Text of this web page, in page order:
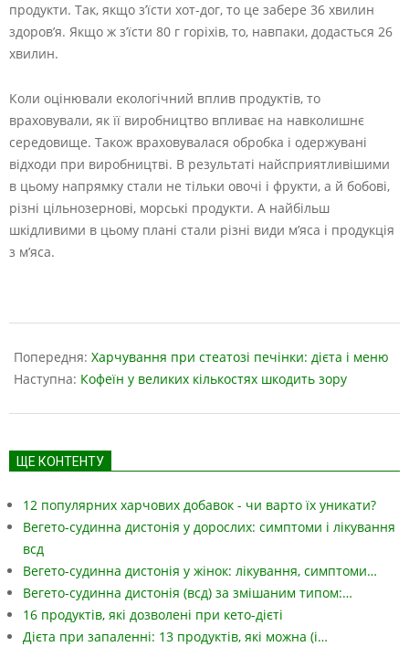
продукти. Так, якщо з’їсти хот-дог, то це забере 36 хвилин
здоров’я. Якщо ж з’їсти 80 г горіхів, то, навпаки, додасться 26
хвилин.
Коли оцінювали екологічний вплив продуктів, то
враховували, як її виробництво впливає на навколишнє
середовище. Також враховувалася обробка і одержувані
відходи при виробництві. В результаті найсприятливішими
в цьому напрямку стали не тільки овочі і фрукти, а й бобові,
різні цільнозернові, морські продукти. А найбільш
шкідливими в цьому плані стали різні види м’яса і продукція
з м’яса.
05-
18
Попередня: Харчування при стеатозі печінки: дієта і меню
Наступна: Кофеїн у великих кількостях шкодить зору
ЩЕ КОНТЕНТУ
12 популярних харчових добавок - чи варто їх уникати?
Вегето-судинна дистонія у дорослих: симптоми і лікування
всд
Вегето-судинна дистонія у жінок: лікування, симптоми…
Вегето-судинна дистонія (всд) за змішаним типом:…
16 продуктів, які дозволені при кето-дієті
Дієта при запаленні: 13 продуктів, які можна (і…